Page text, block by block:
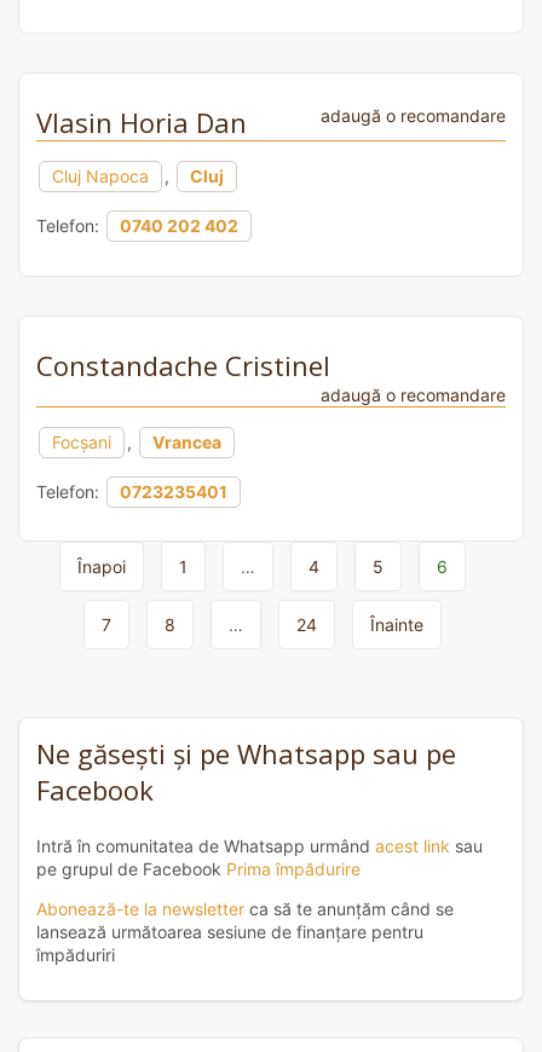
Vlasin Horia Dan adaugă o recomandare
Cluj Napoca , Cluj
Telefon: 0740 202 402
Constandache Cristinel
adaugă o recomandare
Focșani , Vrancea
Telefon: 0723235401
Page
Înapoi 1 … 4 5 6
7 8 … 24 Înainte
Ne găsești și pe Whatsapp sau pe
Facebook
Intră în comunitatea de Whatsapp urmând acest link sau
pe grupul de Facebook Prima împădurire
Abonează-te la newsletter ca să te anunțăm când se
lansează următoarea sesiune de finanțare pentru
împăduriri